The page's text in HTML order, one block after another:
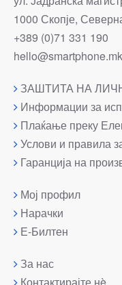
1000 Скопје,
+389 (0)71 331 190
hello@smartphone.mk
ЗАШТИТА НА
Информации за
Плаќање преку
Услови и правила
Гаранција на
Мој профил
Нарачки
Е-Билтен
За нас